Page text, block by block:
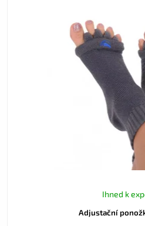
Adjustační
Ihned k